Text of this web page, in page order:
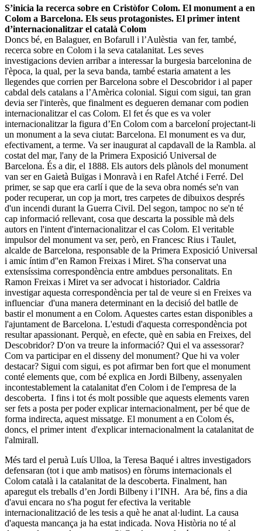
S’inicia la recerca sobre en Cristòfor Colom. El monument a en
Colom a Barcelona. Els seus protagonistes. El primer intent
d’internacionalitzar el català Colom
Doncs bé, en Balaguer, en Bofarull i l’Aulèstia van fer, també,
recerca sobre en Colom i la seva catalanitat. Les seves
investigacions devien arribar a interessar la burgesia barcelonina de
l'època, la qual, per la seva banda, també estaria amatent a les
llegendes que corrien per Barcelona sobre el Descobridor i al paper
cabdal dels catalans a l’Amèrica colonial. Sigui com sigui, tan gran
devia ser l'interès, que finalment es degueren demanar com podien
internacionalitzar el cas Colom. El fet és que es va voler
internacionalitzar la figura d’En Colom com a barceloní projectant-li
un monument a la seva ciutat: Barcelona. El monument es va dur,
efectivament, a terme. Va ser inaugurat al capdavall de la Rambla. al
costat del mar, l'any de la Primera Exposició Universal de
Barcelona. És a dir, el 1888. Els autors dels plànols del monument
van ser en Gaietà Buïgas i Monravà i en Rafel Atché i Ferré. Del
primer, se sap que era carlí i que de la seva obra només se'n van
poder recuperar, un cop ja mort, tres carpetes de dibuixos després
d'un incendi durant la Guerra Civil. Del segon, tampoc no se'n té
cap informació rellevant, cosa que descarta la possible mà dels
autors en l'intent d'internacionalitzar el cas Colom. El veritable
impulsor del monument va ser, però, en Francesc Rius i Taulet,
alcalde de Barcelona, responsable de la Primera Exposició Universal
i amic íntim d''en Ramon Freixas i Miret. S'ha conservat una
extensíssima correspondència entre ambdues personalitats. En
Ramon Freixas i Miret va ser advocat i historiador. Caldria
investigar aquesta correspondència per tal de veure si en Freixes va
influenciar d'una manera determinant en la decisió del batlle de
bastir el monument a en Colom. Aquestes cartes estan disponibles a
l'ajuntament de Barcelona. L'estudi d'aquesta correspondència pot
resultar apassionant. Perquè, en efecte, què en sabia en Freixes, del
Descobridor? D'on va treure la informació? Qui el va assessorar?
Com va participar en el disseny del monument? Que hi va voler
destacar? Sigui com sigui, es pot afirmar ben fort que el monument
conté elements que, com bé explica en Jordi Bilbeny, assenyalen
incontestablement la catalanitat d'en Colom i de l'empresa de la
descoberta. I fins i tot és molt possible que aquests elements varen
ser fets a posta per poder explicar internacionalment, per bé que de
forma indirecta, aquest missatge. El monument a en Colom és,
doncs, el primer intent d'explicar internacionalment la catalanitat de
l'almirall.
Més tard el peruà Luís Ulloa, la Teresa Baqué i altres investigadors
defensaran (tot i que amb matisos) en fòrums internacionals el
Colom català i la catalanitat de la descoberta. Finalment, han
aparegut els treballs d’en Jordi Bilbeny i l’INH. Ara bé, fins a dia
d'avui encara no s'ha pogut fer efectiva la veritable
internacionalització de les tesis a què he anat al·ludint. La causa
d'aquesta mancança ja ha estat indicada. Nova Història no té al